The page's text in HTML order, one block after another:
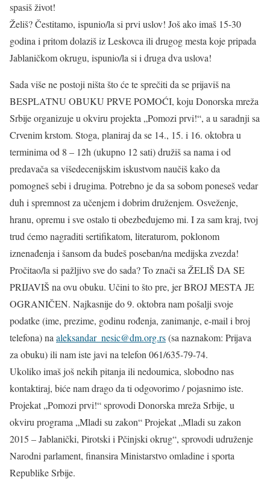
spasiš život!
Želiš? Čestitamo, ispunio/la si prvi uslov! Još ako imaš 15-30
godina i pritom dolaziš iz Leskovca ili drugog mesta koje pripada
Jablaničkom okrugu, ispunio/la si i druga dva uslova!
Sada više ne postoji ništa što će te sprečiti da se prijaviš na
BESPLATNU OBUKU PRVE POMOĆI, koju Donorska mreža
Srbije organizuje u okviru projekta „Pomozi prvi!“, a u saradnji sa
Crvenim krstom. Stoga, planiraj da se 14., 15. i 16. oktobra u
terminima od 8 – 12h (ukupno 12 sati) družiš sa nama i od
predavača sa višedecenijskim iskustvom naučiš kako da
pomogneš sebi i drugima. Potrebno je da sa sobom poneseš vedar
duh i spremnost za učenjem i dobrim druženjem. Osveženje,
hranu, opremu i sve ostalo ti obezbeđujemo mi. I za sam kraj, tvoj
trud ćemo nagraditi sertifikatom, literaturom, poklonom
iznenađenja i šansom da budeš poseban/na medijska zvezda!
Pročitao/la si pažljivo sve do sada? To znači sa ŽELIŠ DA SE
PRIJAVIŠ na ovu obuku. Učini to što pre, jer BROJ MESTA JE
OGRANIČEN. Najkasnije do 9. oktobra nam pošalji svoje
podatke (ime, prezime, godinu rođenja, zanimanje, e-mail i broj
telefona) na aleksandar_nesic@dm.org.rs(sa naznakom: Prijava
za obuku) ili nam iste javi na telefon 061/635-79-74.
Ukoliko imaš još nekih pitanja ili nedoumica, slobodno nas
kontaktiraj, biće nam drago da ti odgovorimo / pojasnimo iste.
Projekat „Pomozi prvi!“ sprovodi Donorska mreža Srbije, u
okviru programa „Mladi su zakon“ Projekat „Mladi su zakon
2015 – Jablanički, Pirotski i Pčinjski okrug“, sprovodi udruženje
Narodni parlament, finansira Ministarstvo omladine i sporta
Republike Srbije.